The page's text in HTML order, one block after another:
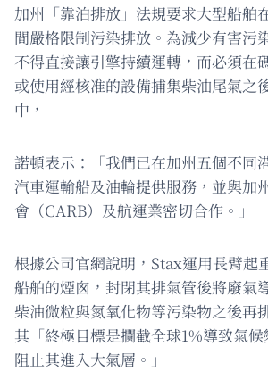
加州「靠泊排放」法規要求大型船舶
間嚴格限制污染排放。為減少有害污
不得直接讓引擎持續運轉，而必須在
或使用經核准的設備捕集柴油尾氣之
中，
諾頓表示：「我們已在加州五個不同
汽車運輸船及油輪提供服務，並與加
會（CARB）及航運業密切合作。」
根據公司官網說明，Stax運用長臂起
船舶的煙囪，封閉其排氣管後將廢氣
柴油微粒與氮氧化物等污染物之後再
其「終極目標是攔截全球1%導致氣候
阻止其進入大氣層。」